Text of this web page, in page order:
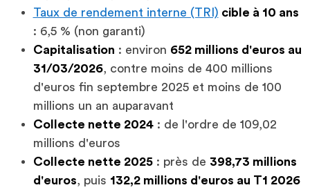
Taux de rendement interne (TRI) cible à 10 ans
: 6,5 % (non garanti)
Capitalisation : environ 652 millions d'euros au
31/03/2026, contre moins de 400 millions
d'euros fin septembre 2025 et moins de 100
millions un an auparavant
Collecte nette 2024: de l'ordre de 109,02
millions d'euros
Collecte nette 2025: près de 398,73 millions
d'euros, puis 132,2 millions d'euros au T1 2026